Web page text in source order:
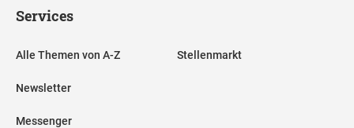
Services
Alle Themen von A-Z
Newsletter
Messenger
Stellenmarkt